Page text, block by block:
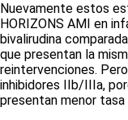
Nuevamente estos
HORIZONS AMI en
bivalirudina
que presentan la
reintervenciones.
inhibidores IIb/IIIa,
presentan menor tasa